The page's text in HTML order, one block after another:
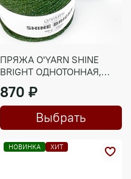
ПРЯЖА O'YARN SHINE
BRIGHT ОДНОТОННАЯ,
870 ₽
Выбрать
НОВИНКА ХИТ